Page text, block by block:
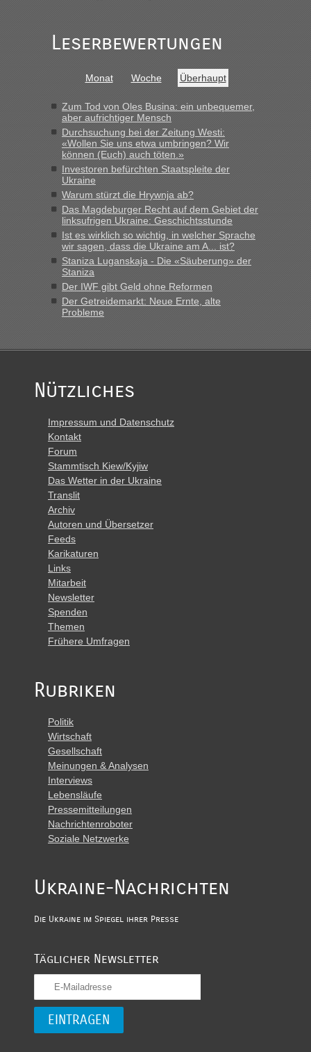
Bernd D-UAinBerichte und Reisetipps • Re: An welchem
„Bin am Montag 15.6.26 um 8 Uhr in Urgyniw ausgereist,
das erste Mal an einem Montagmorgen ca. 15 Fahrzeuge
vor mir, bin sonst der Erste oder Zweite, egal, nach ca 20
Minuten wurde dann die nächste Welle...“
Berichte und Reisetipps • Re: An welchem
Grenzübergang zwischen Polen und der Ukraine geht es am
schnellsten?
„Derzeit, ist es überall sehr voll an den Grenzen Ukraine/
Polen. Zb. Krakovets 100 PKW ca. 10 h Wartezeit. Wollen
Montag rüber, versuchen es sehr früh.“
Leserbewertungen
Monat Woche Überhaupt
Zum Tod von Oles Busina: ein unbequemer,
aber aufrichtiger Mensch
Durchsuchung bei der Zeitung Westi:
«Wollen Sie uns etwa umbringen? Wir
können (Euch) auch töten.»
Investoren befürchten Staatspleite der
Ukraine
Warum stürzt die Hrywnja ab?
Das Magdeburger Recht auf dem Gebiet der
linksufrigen Ukraine: Geschichtsstunde
Ist es wirklich so wichtig, in welcher Sprache
wir sagen, dass die Ukraine am A... ist?
Staniza Luganskaja - Die «Säuberung» der
Staniza
Der IWF gibt Geld ohne Reformen
Der Getreidemarkt: Neue Ernte, alte
Probleme
Nützliches
Impressum und Datenschutz
Kontakt
Forum
Stammtisch Kiew/Kyjiw
Das Wetter in der Ukraine
Translit
Archiv
Autoren und Übersetzer
Feeds
Karikaturen
Links
Mitarbeit
Newsletter
Spenden
Themen
Frühere Umfragen
Rubriken
Politik
Wirtschaft
Gesellschaft
Meinungen & Analysen
Interviews
Lebensläufe
Pressemitteilungen
Nachrichtenroboter
Soziale Netzwerke
Ukraine-Nachrichten
Die Ukraine im Spiegel ihrer Presse
Täglicher Newsletter